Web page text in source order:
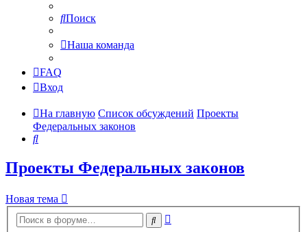
Поиск
Наша команда
FAQ
Вход
На главную Список обсуждений Проекты
Федеральных законов
Поиск
Проекты Федеральных законов
Новая тема
Поиск